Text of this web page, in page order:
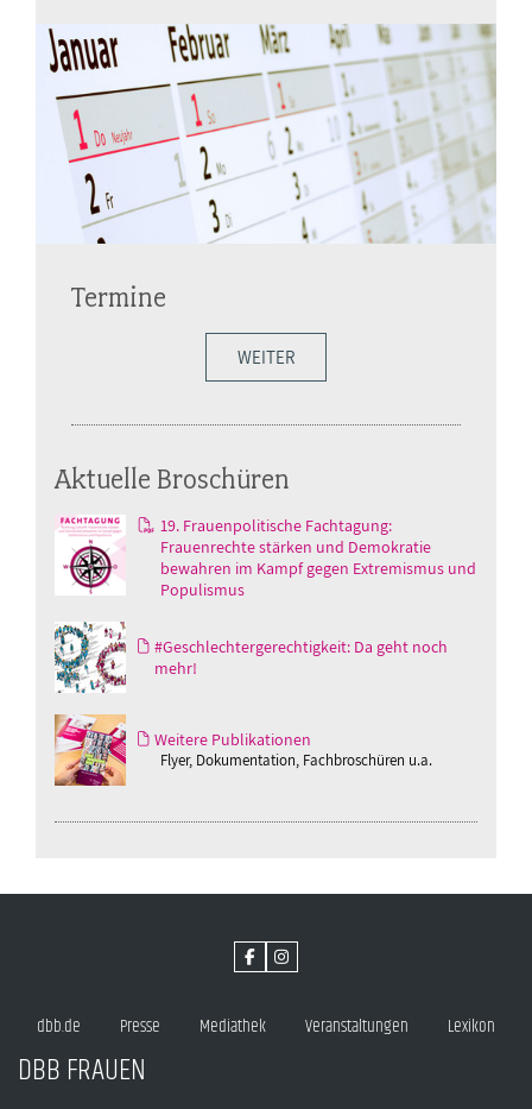
Termine
WEITER
Aktuelle Broschüren
19. Frauenpolitische Fachtagung:
Frauenrechte stärken und Demokratie
bewahren im Kampf gegen Extremismus und
Populismus
#Geschlechtergerechtigkeit: Da geht noch
mehr!
Weitere Publikationen
Flyer, Dokumentation, Fachbroschüren u.a.
dbb.de Presse Mediathek Veranstaltungen Lexikon
DBB FRAUEN